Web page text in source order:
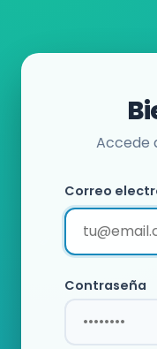
Accede
Correo
Contraseña